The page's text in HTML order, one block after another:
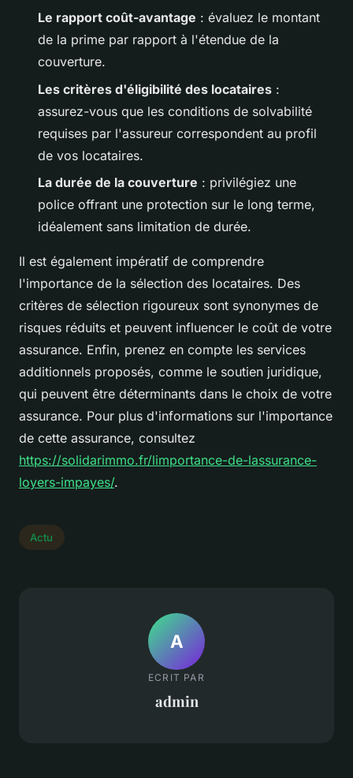
Le rapport coût-avantage : évaluez le montant
de la prime par rapport à l'étendue de la
couverture.
Les critères d'éligibilité des locataires :
assurez-vous que les conditions de solvabilité
requises par l'assureur correspondent au profil
de vos locataires.
La durée de la couverture : privilégiez une
police offrant une protection sur le long terme,
idéalement sans limitation de durée.
Il est également impératif de comprendre
l'importance de la sélection des locataires. Des
critères de sélection rigoureux sont synonymes de
risques réduits et peuvent influencer le coût de votre
assurance. Enfin, prenez en compte les services
additionnels proposés, comme le soutien juridique,
qui peuvent être déterminants dans le choix de votre
assurance. Pour plus d'informations sur l'importance
de cette assurance, consultez
https://solidarimmo.fr/limportance-de-lassurance-
loyers-impayes/.
Actu
A
ECRIT PAR
admin